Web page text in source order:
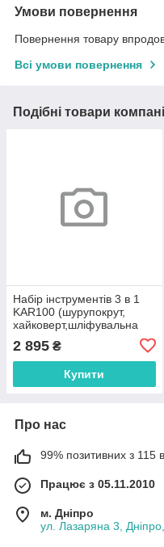
Умови повернення
Повернення товару
Всі умови повернення
Подібні товари
Набір інструментів 3 в 1
KAR100 (шурупокрут,
хайковерт,шліфувальна
2 895 ₴
Купити
Про нас
99% позитивних з 115
Працює з 05.11.2010
м. Дніпро
ул. Лазаряна 3,